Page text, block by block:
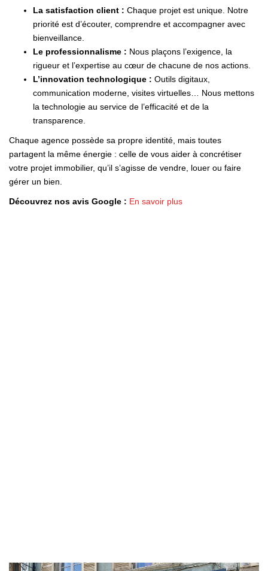
La satisfaction client : Chaque projet est unique. Notre
priorité est d’écouter, comprendre et accompagner avec
bienveillance.
Le professionnalisme : Nous plaçons l’exigence, la
rigueur et l’expertise au cœur de chacune de nos actions.
L’innovation technologique : Outils digitaux,
communication moderne, visites virtuelles… Nous mettons
la technologie au service de l’efficacité et de la
transparence.
Chaque agence possède sa propre identité, mais toutes
partagent la même énergie : celle de vous aider à concrétiser
votre projet immobilier, qu’il s’agisse de vendre, louer ou faire
gérer un bien.
Découvrez nos avis Google : En savoir plus